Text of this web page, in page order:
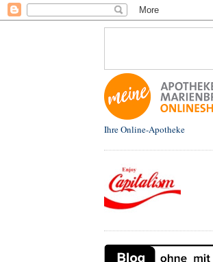
Ihre Online-Apotheke